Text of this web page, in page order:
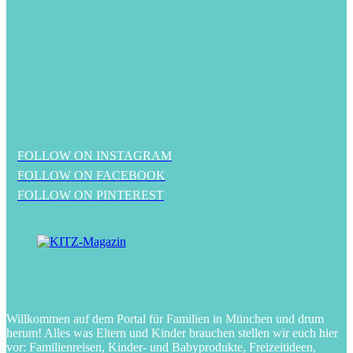
FOLLOW ON INSTAGRAM
FOLLOW ON FACEBOOK
FOLLOW ON PINTEREST
Willkommen auf dem Portal für Familien in München und drum
herum! Alles was Eltern und Kinder brauchen stellen wir euch hier
vor: Familienreisen, Kinder- und Babyprodukte, Freizeitideen,